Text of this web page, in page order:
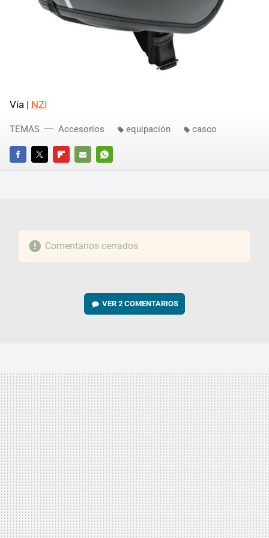
Vía | NZI
FACEBOOKTWITTERFLIPBOARD
E-
WHATSAPP
TEMAS Accesorios equipación casco
Comentarios cerrados
VER2 COMENTARIOS